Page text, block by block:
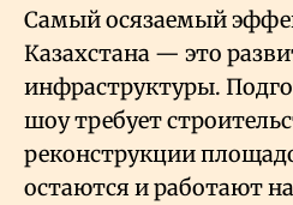
Самый осязаемый
Казахстана — это
инфраструктуры.
шоу требует
реконструкции
остаются и работают